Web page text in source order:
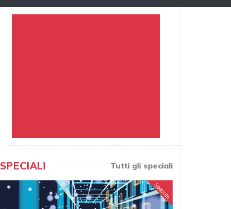
SPECIALI Tutti gli speciali
Speciale